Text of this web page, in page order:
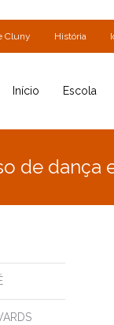
Cluny História
Início Escola
de dança